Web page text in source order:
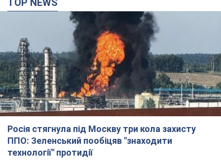
Росія стягнула під Москву три кола захисту
ППО: Зеленський пообіцяв "знаходити
технології" протидії